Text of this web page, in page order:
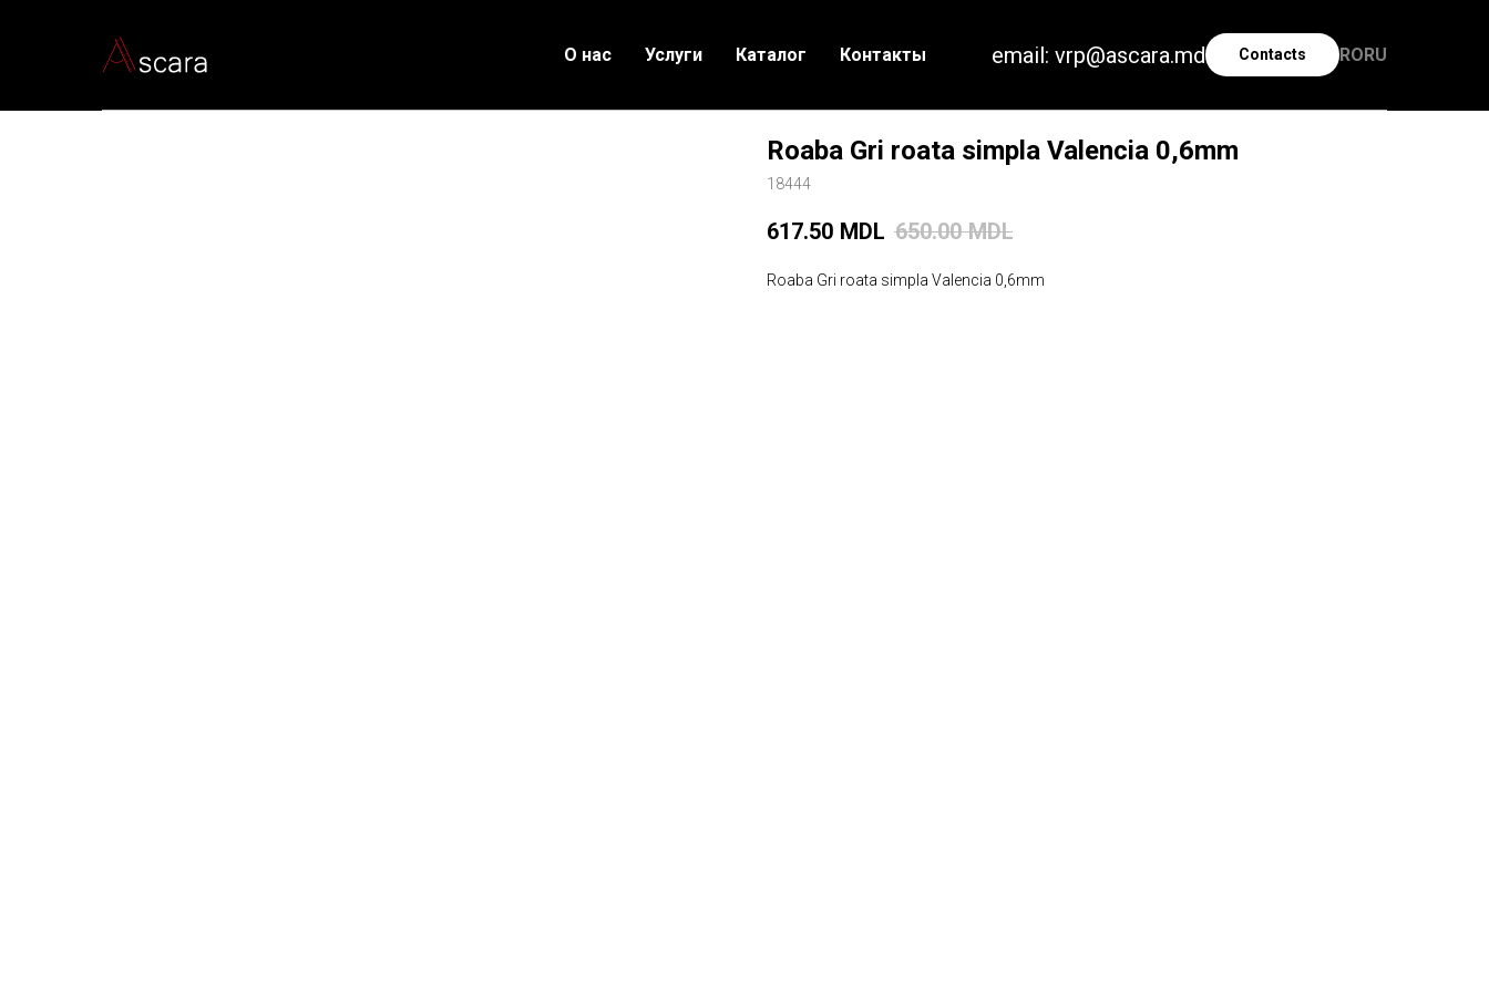
О нас Услуги Каталог Контакты email: vrp@ascara.md Contacts RO RU
Roaba Gri roata simpla Valencia 0,6mm
18444
617.50 MDL 650.00 MDL
Roaba Gri roata simpla Valencia 0,6mm